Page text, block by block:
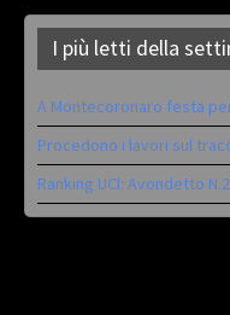
I più letti della
A Montecoronaro festa
Procedono i lavori sul
Ranking UCI: Avondetto